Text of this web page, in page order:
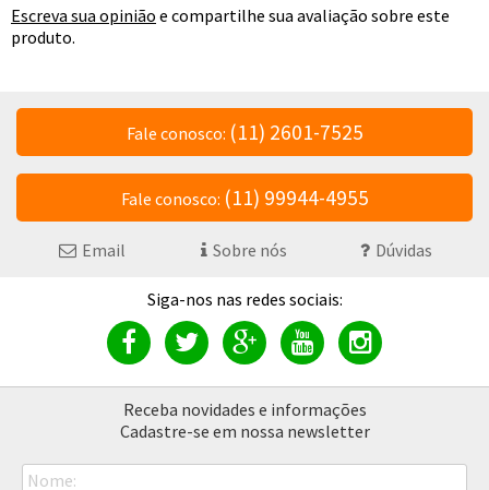
Escreva sua opinião e compartilhe sua avaliação sobre este
produto.
Fale conosco: (11) 2601-7525
Fale conosco: (11) 99944-4955
Email Sobre nós Dúvidas
Receba novidades e informações
Cadastre-se em nossa newsletter
Nome: